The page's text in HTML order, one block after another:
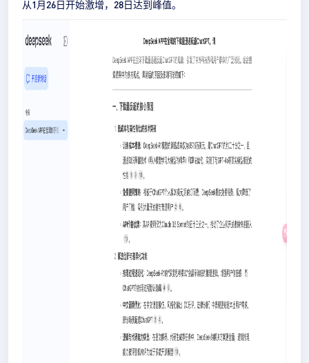
从1月26日开始激增，28日达到峰值。